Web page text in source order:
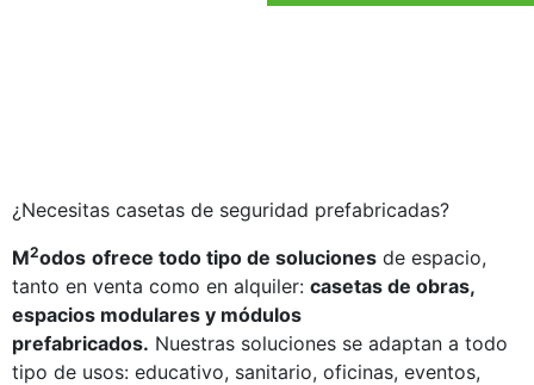
¿Necesitas casetas de seguridad prefabricadas?
M2odos ofrece todo tipo de soluciones de espacio,
tanto en venta como en alquiler: casetas de obras,
espacios modulares y módulos
prefabricados. Nuestras soluciones se adaptan a todo
tipo de usos: educativo, sanitario, oficinas, eventos,